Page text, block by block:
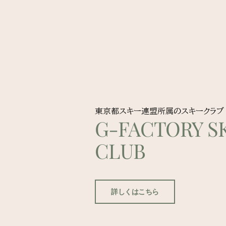
東京都スキー連盟所属のスキークラブ
G-FACTORY
CLUB
詳しくはこちら